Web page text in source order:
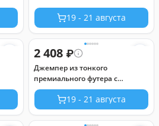
19 - 21 августа
2 408 ₽
Джемпер из тонкого
премиального футера с
эластаном
19 - 21 августа